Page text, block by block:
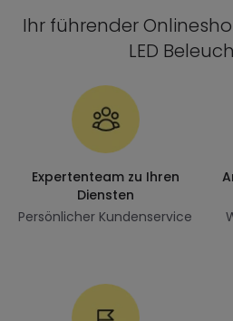
Ihr führender
LED
Expertenteam zu Ihren
Diensten
Persönlicher Kundenservice